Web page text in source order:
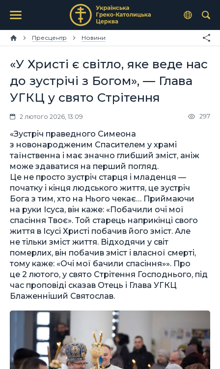
Пресцентр Новини
«У Христі є світло, яке веде нас
до зустрічі з Богом», — Глава
УГКЦ у свято Стрітення
2 лютого 2026, 13:09 297
«Зустріч праведного Симеона
з новонародженим Спасителем у храмі
таїнственна і має значно глибший зміст, аніж
може здаватися на перший погляд.
Це не просто зустріч старця і младенця —
початку і кінця людського життя, це зустріч
Бога з тим, хто на Нього чекає… Приймаючи
на руки Ісуса, він каже: «Побачили очі мої
спасіння Твоє». Той старець наприкінці свого
життя в Ісусі Христі побачив його зміст. Але
не тільки зміст життя. Відходячи у світ
померлих, він побачив зміст і власної смерті,
тому каже: «Очі мої бачили спасіння»». Про
це 2 лютого, у свято Стрітення Господнього, під
час проповіді сказав Отець і Глава УГКЦ
Блаженніший Святослав.